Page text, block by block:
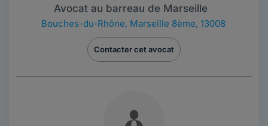
Avocat au barreau de Marseille
Bouches-du-Rhône, Marseille 8ème, 13008
Contacter cet avocat